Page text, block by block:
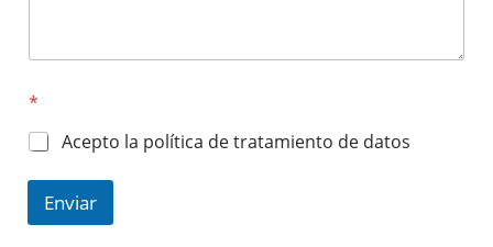
*
Acepto la política de tratamiento de datos
Enviar